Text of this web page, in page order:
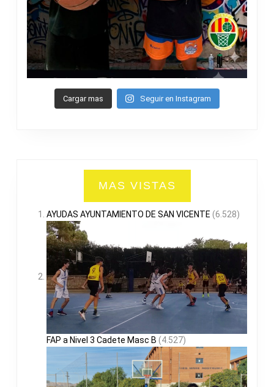
Cargar mas Seguir en Instagram
MAS VISTAS
AYUDAS AYUNTAMIENTO DE SAN VICENTE (6.528)
FAP a Nivel 3 Cadete Masc B (4.527)